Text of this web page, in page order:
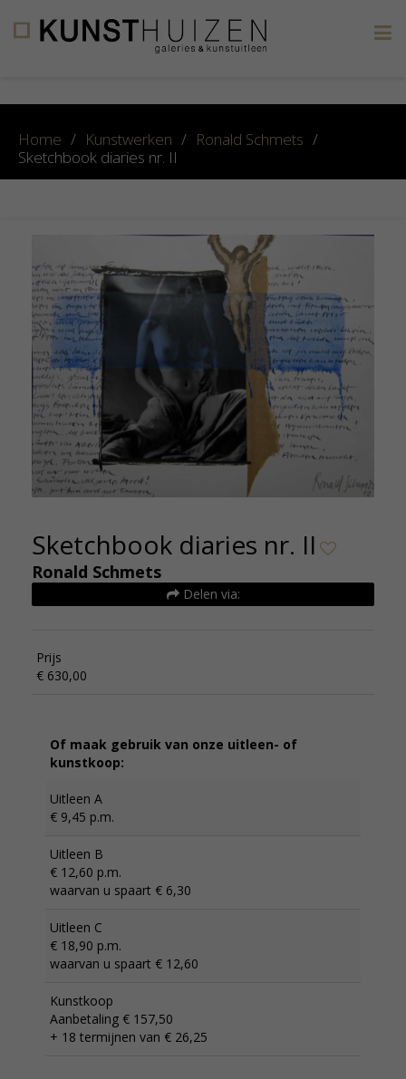
Home / Kunstwerken / Ronald Schmets /
Sketchbook diaries nr. II
Sketchbook diaries nr. II
Ronald Schmets
Delen via:
Prijs
€ 630,00
Of maak gebruik van onze uitleen- of
kunstkoop:
Uitleen A
€ 9,45 p.m.
Uitleen B
€ 12,60 p.m.
waarvan u spaart € 6,30
Uitleen C
€ 18,90 p.m.
waarvan u spaart € 12,60
Kunstkoop
Aanbetaling € 157,50
+ 18 termijnen van € 26,25